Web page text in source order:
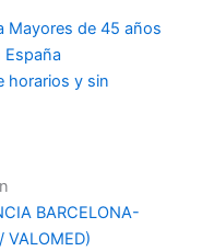
Mayores de 45 años
España
horarios y sin
BARCELONA-
VALOMED)